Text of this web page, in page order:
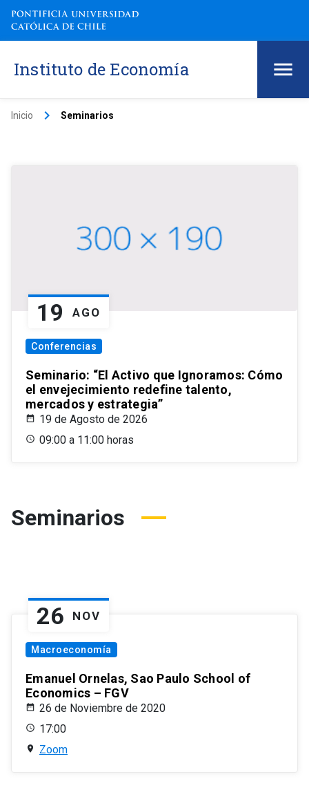
Instituto de Economía
Inicio keyboard_arrow_right Seminarios
19 AGO
Conferencias
Seminario: “El Activo que Ignoramos: Cómo
el envejecimiento redefine talento,
mercados y estrategia”
19 de Agosto de 2026
09:00 a 11:00 horas
Seminarios
26 NOV
Macroeconomía
Emanuel Ornelas, Sao Paulo School of
Economics – FGV
26 de Noviembre de 2020
17:00
Zoom